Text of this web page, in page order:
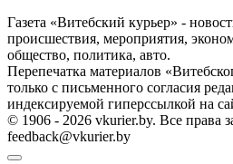
Газета «Витебский курьер» -
происшествия, мероприятия,
общество, политика, авто.
Перепечатка материалов
только с письменного согласия
индексируемой гиперссылкой на
© 1906 - 2026 vkurier.by. Все права
feedback@vkurier.by